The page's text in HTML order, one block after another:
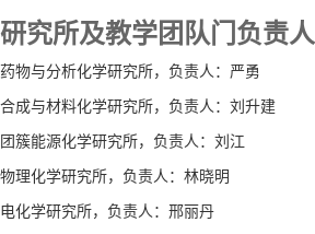
研究所及教学团队门负责人
药物与分析化学研究所，负责人：严勇
合成与材料化学研究所，负责人：刘升建
团簇能源化学研究所，负责人：刘江
物理化学研究所，负责人：林晓明
电化学研究所，负责人：邢丽丹